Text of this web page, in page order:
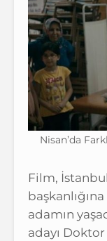
Nisan’da
Film,
adamın
adayı